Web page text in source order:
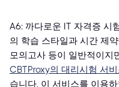
A6: 까다로운 IT 자격증 시
의 학습 스타일과 시간 제
모의고사 등이 일반적이지
CBTProxy의 대리시험 서
습니다. 이 서비스를 이용